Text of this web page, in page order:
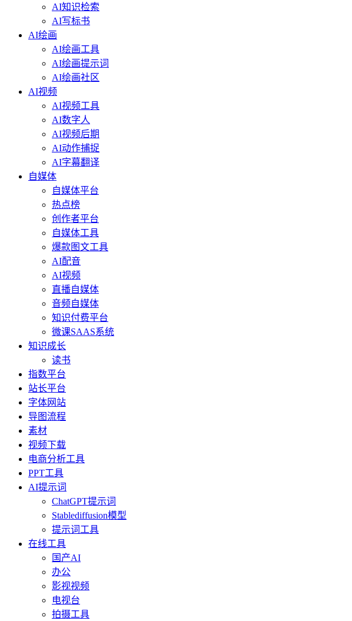
AI知识检索
AI写标书
AI绘画
AI绘画工具
AI绘画提示词
AI绘画社区
AI视频
AI视频工具
AI数字人
AI视频后期
AI动作捕捉
AI字幕翻译
自媒体
自媒体平台
热点榜
创作者平台
自媒体工具
爆款图文工具
AI配音
AI视频
直播自媒体
音频自媒体
知识付费平台
微课SAAS系统
知识成长
读书
指数平台
站长平台
字体网站
导图流程
素材
视频下载
电商分析工具
PPT工具
AI提示词
ChatGPT提示词
Stablediffusion模型
提示词工具
在线工具
国产AI
办公
影视视频
电视台
拍摄工具